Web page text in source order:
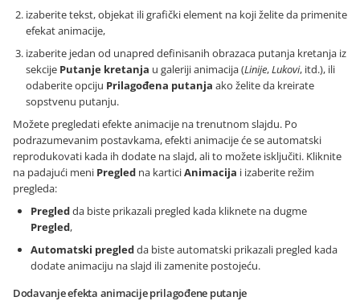
izaberite tekst, objekat ili grafički element na koji želite da primenite
efekat animacije,
izaberite jedan od unapred definisanih obrazaca putanja kretanja iz
sekcije Putanje kretanja u galeriji animacija (Linije,Lukovi, itd.), ili
odaberite opciju Prilagođena putanja ako želite da kreirate
sopstvenu putanju.
Možete pregledati efekte animacije na trenutnom slajdu. Po
podrazumevanim postavkama, efekti animacije će se automatski
reprodukovati kada ih dodate na slajd, ali to možete isključiti. Kliknite
na padajući meni Pregled na karticiAnimacija i izaberite režim
pregleda:
Pregledda biste prikazali pregled kada kliknete na dugme
Pregled,
Automatski pregledda biste automatski prikazali pregled kada
dodate animaciju na slajd ili zamenite postojeću.
Dodavanje efekta animacije prilagođene putanje